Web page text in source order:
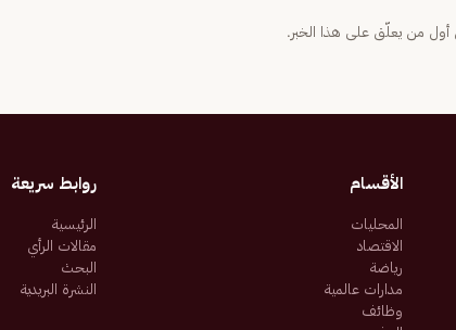
أول من يعلّق على هذا الخبر.
الأقسام
المحليات
الاقتصاد
رياضة
مدارات عالمية
وظائف
روابط سريعة
الرئيسية
مقالات الرأي
البحث
النشرة البريدية